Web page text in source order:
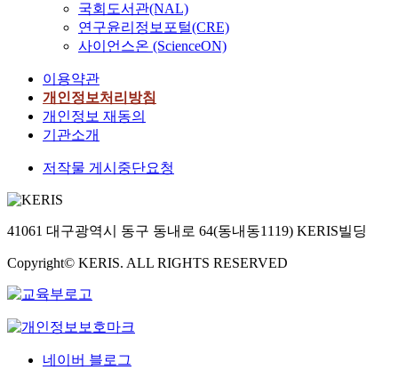
국회도서관(NAL)
연구윤리정보포털(CRE)
사이언스온 (ScienceON)
이용약관
개인정보처리방침
개인정보 재동의
기관소개
저작물 게시중단요청
41061 대구광역시 동구 동내로 64(동내동1119) KERIS빌딩
Copyright© KERIS. ALL RIGHTS RESERVED
네이버 블로그